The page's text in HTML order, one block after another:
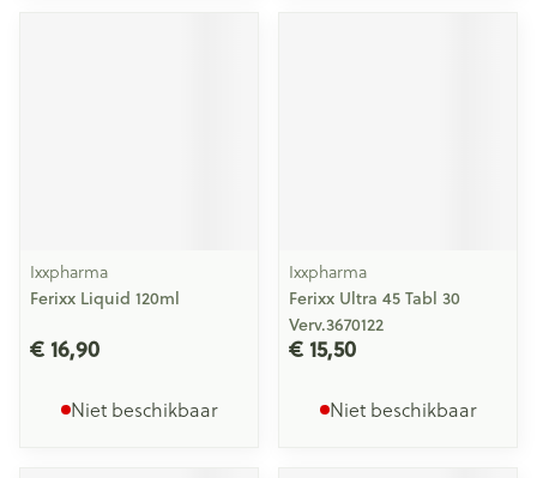
Ixxpharma
Ferixx Liquid 120ml
€ 16,90
Niet beschikbaar
Ixxpharma
Ferixx Ultra 45 Tabl 30
Verv.3670122
€ 15,50
Niet beschikbaar